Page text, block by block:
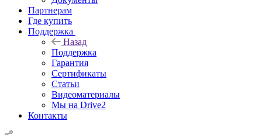
Партнерам
Где купить
Поддержка
Назад
Поддержка
Гарантия
Сертификаты
Статьи
Видеоматериалы
Мы на Drive2
Контакты